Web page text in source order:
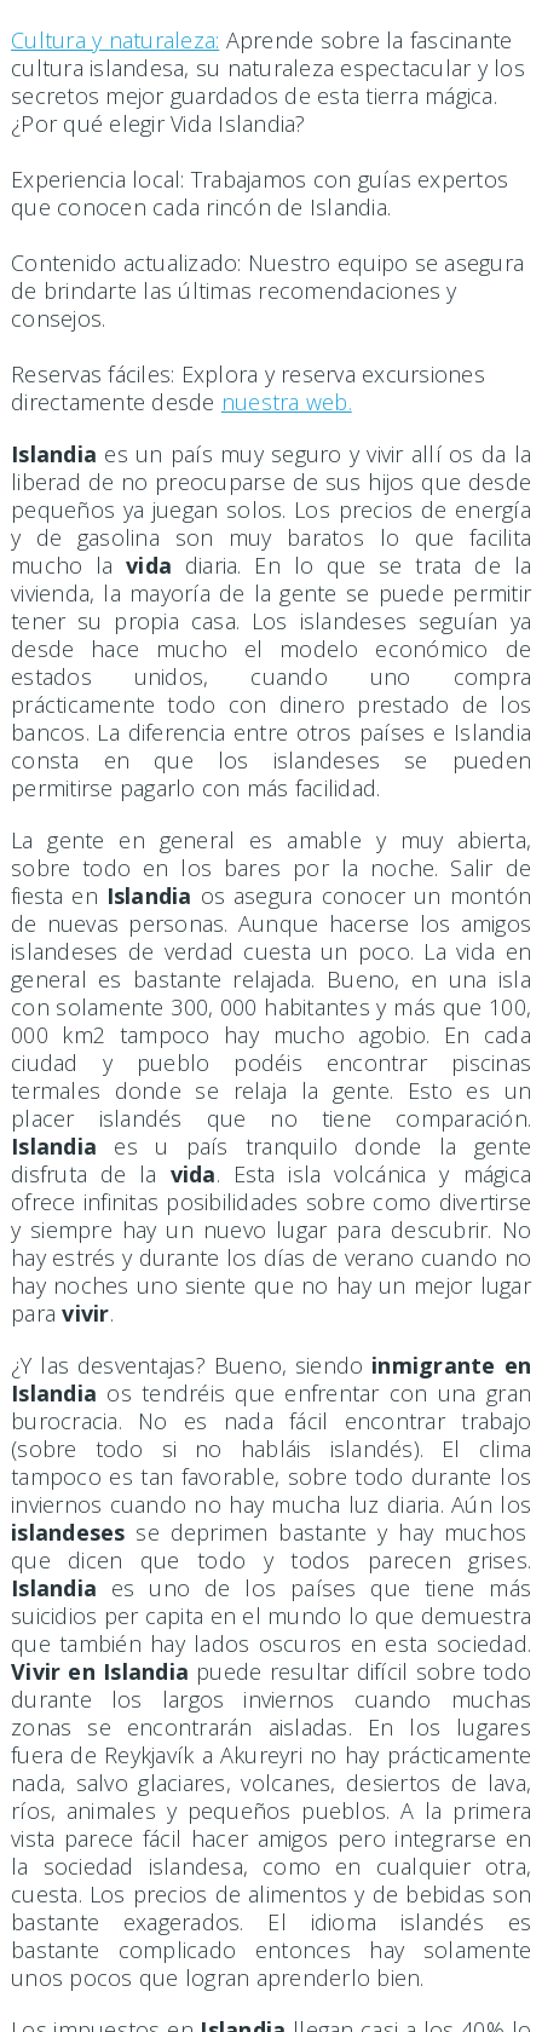
Cultura y naturaleza: Aprende sobre la fascinante
cultura islandesa, su naturaleza espectacular y los
secretos mejor guardados de esta tierra mágica.
¿Por qué elegir Vida Islandia?
Experiencia local: Trabajamos con guías expertos
que conocen cada rincón de Islandia.
Contenido actualizado: Nuestro equipo se asegura
de brindarte las últimas recomendaciones y
consejos.
Reservas fáciles: Explora y reserva excursiones
directamente desde nuestra web.
Islandia es un país muy seguro y vivir allí os da la
liberad de no preocuparse de sus hijos que desde
pequeños ya juegan solos. Los precios de energía
y de gasolina son muy baratos lo que facilita
mucho lavida diaria. En lo que se trata de la
vivienda, la mayoría de la gente se puede permitir
tener su propia casa. Los islandeses seguían ya
desde hace mucho el modelo económico de
estados unidos, cuando uno compra
prácticamente todo con dinero prestado de los
bancos. La diferencia entre otros países e Islandia
consta en que los islandeses se pueden
permitirse pagarlo con más facilidad.
La gente en general es amable y muy abierta,
sobre todo en los bares por la noche. Salir de
fiesta en Islandia os asegura conocer un montón
de nuevas personas. Aunque hacerse los amigos
islandeses de verdad cuesta un poco. La vida en
general es bastante relajada. Bueno, en una isla
con solamente 300, 000 habitantes y más que 100,
000 km2 tampoco hay mucho agobio. En cada
ciudad y pueblo podéis encontrar piscinas
termales donde se relaja la gente. Esto es un
placer islandés que no tiene comparación.
Islandia es u país tranquilo donde la gente
disfruta de la vida. Esta isla volcánica y mágica
ofrece infinitas posibilidades sobre como divertirse
y siempre hay un nuevo lugar para descubrir. No
hay estrés y durante los días de verano cuando no
hay noches uno siente que no hay un mejor lugar
paravivir.
¿Y las desventajas? Bueno, siendo inmigrante en
Islandia os tendréis que enfrentar con una gran
burocracia. No es nada fácil encontrar trabajo
(sobre todo si no habláis islandés). El clima
tampoco es tan favorable, sobre todo durante los
inviernos cuando no hay mucha luz diaria. Aún los
islandeses se deprimen bastante y hay muchos
que dicen que todo y todos parecen grises.
Islandia es uno de los países que tiene más
suicidios per capita en el mundo lo que demuestra
que también hay lados oscuros en esta sociedad.
Vivir en Islandia puede resultar difícil sobre todo
durante los largos inviernos cuando muchas
zonas se encontrarán aisladas. En los lugares
fuera de Reykjavík a Akureyri no hay prácticamente
nada, salvo glaciares, volcanes, desiertos de lava,
ríos, animales y pequeños pueblos. A la primera
vista parece fácil hacer amigos pero integrarse en
la sociedad islandesa, como en cualquier otra,
cuesta. Los precios de alimentos y de bebidas son
bastante exagerados. El idioma islandés es
bastante complicado entonces hay solamente
unos pocos que logran aprenderlo bien.